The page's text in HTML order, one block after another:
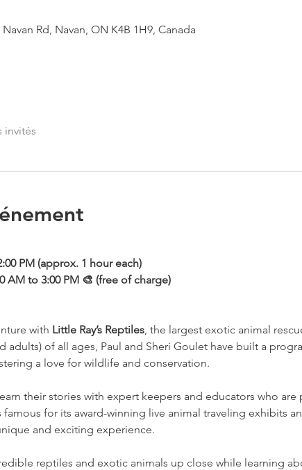
Rd, Navan, ON K4B 1H9, Canada
invités
PM (approx. 1 hour each)
AM to 3:00 PM 🎨 (free of charge)
with Little Ray’s Reptiles, the largest exotic animal
adults) of all ages, Paul and Sheri Goulet have built a
a love for wildlife and conservation.
their stories with expert keepers and educators who are
famous for its award-winning live animal traveling exhibits
and exciting experience.
reptiles and exotic animals up close while learning